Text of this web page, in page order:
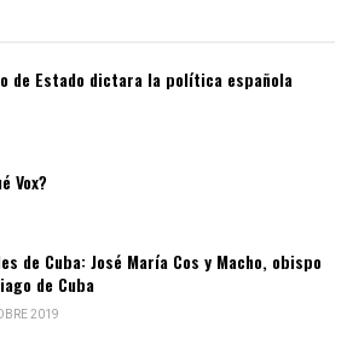
de Estado dictara la política española
Vox?
de Cuba: José María Cos y Macho, obispo
de Cuba
2019